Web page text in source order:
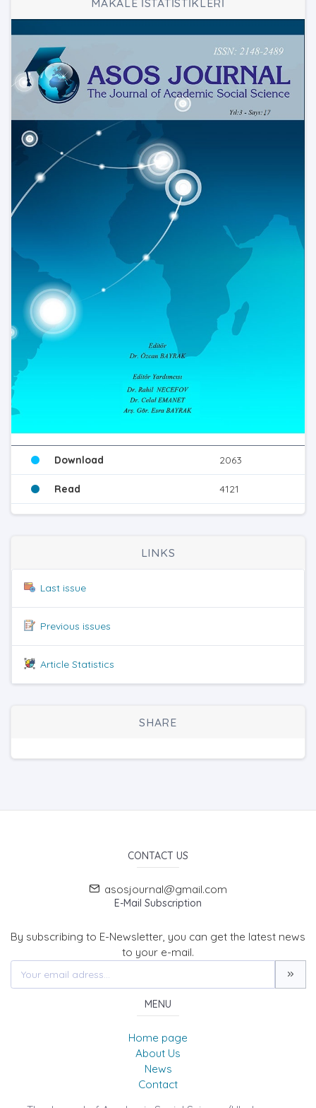
Download 2063
Read 4121
LINKS
Last issue
Previous issues
Article Statistics
SHARE
CONTACT US
asosjournal@gmail.com
E-Mail Subscription
By subscribing to E-Newsletter, you can get the latest news
to your e-mail.
MENU
Home page
About Us
News
Contact